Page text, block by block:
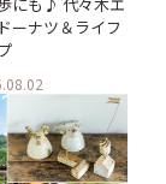
ーナツ＆ライフ